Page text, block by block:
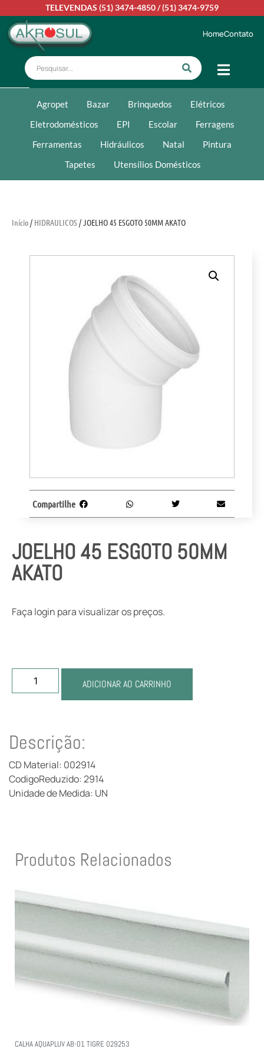
TELEVENDAS (51) 3474-4850/(51) 3474-9759
HomeContato
Agropet Bazar Brinquedos
Elétricos
Eletrodomésticos
EPI Escolar
Ferragens
Ferramentas
Hidráulicos Natal
Pintura
Tapetes
Utensílios Domésticos
Início/ HIDRAULICOS/ JOELHO 45 ESGOTO 50MM AKATO
JOELHO 45 ESGOTO 50MM
AKATO
Faça login para visualizar os preços.
ADICIONAR AO CARRINHO
Compartilhe
Descrição:
CD Material: 002914
CodigoReduzido: 2914
Unidade de Medida: UN
Produtos Relacionados
CALHA AQUAPLUV AB-01 TIGRE 029253